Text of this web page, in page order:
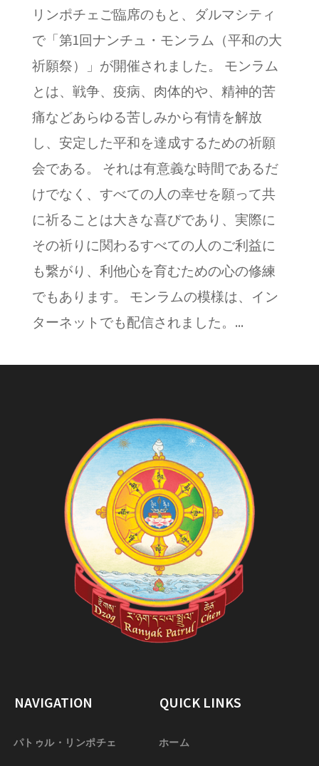
リンポチェご臨席のもと、ダルマシティ
で「第1回ナンチュ・モンラム（平和の大
祈願祭）」が開催されました。 モンラム
とは、戦争、疫病、肉体的や、精神的苦
痛などあらゆる苦しみから有情を解放
し、安定した平和を達成するための祈願
会である。 それは有意義な時間であるだ
けでなく、すべての人の幸せを願って共
に祈ることは大きな喜びであり、実際に
その祈りに関わるすべての人のご利益に
も繋がり、利他心を育むための心の修練
でもあります。 モンラムの模様は、イン
ターネットでも配信されました。...
NAVIGATION
パトゥル・リンポチェ
QUICK LINKS
ホーム